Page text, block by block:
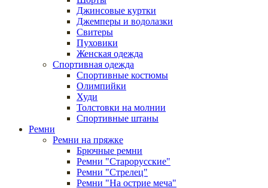
Джинсовые куртки
Джемперы и водолазки
Свитеры
Пуховики
Женская одежда
Спортивная одежда
Спортивные костюмы
Олимпийки
Худи
Толстовки на молнии
Спортивные штаны
Ремни
Ремни на пряжке
Брючные ремни
Ремни "Старорусские"
Ремни "Стрелец"
Ремни "На острие меча"